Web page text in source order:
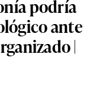
podría
ante
|